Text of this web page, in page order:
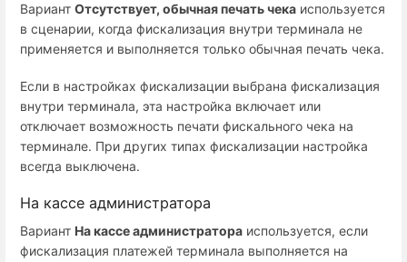
Вариант Отсутствует, обычная печать чека используется
в сценарии, когда фискализация внутри терминала не
применяется и выполняется только обычная печать чека.
Если в настройках фискализации выбрана фискализация
внутри терминала, эта настройка включает или
отключает возможность печати фискального чека на
терминале. При других типах фискализации настройка
всегда выключена.
На кассе администратора
Вариант На кассе администратора используется, если
фискализация платежей терминала выполняется на